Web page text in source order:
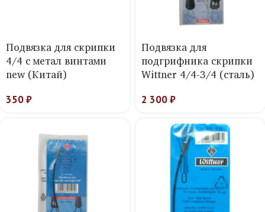
Подвязка для скрипки
4/4 с метал винтами
new (Китай)
350₽
Подвязка для
подгрифника скрипки
Wittner 4/4-3/4 (сталь)
2 300₽